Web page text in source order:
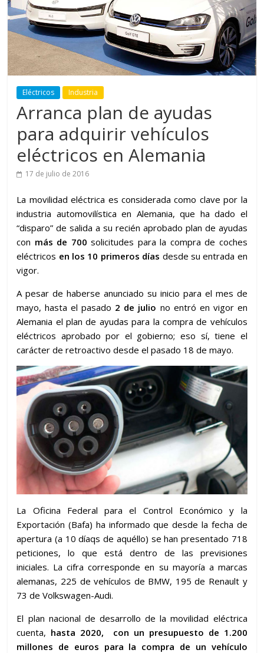
Eléctricos Industria
Arranca plan de ayudas
para adquirir vehículos
eléctricos en Alemania
17 de julio de 2016
La movilidad eléctrica es considerada como clave por la
industria automovilística en Alemania, que ha dado el
“disparo” de salida a su recién aprobado plan de ayudas
con más de 700 solicitudes para la compra de coches
eléctricos en los 10 primeros días desde su entrada en
vigor.
A pesar de haberse anunciado su inicio para el mes de
mayo, hasta el pasado 2 de julio no entró en vigor en
Alemania el plan de ayudas para la compra de vehículos
eléctricos aprobado por el gobierno; eso sí, tiene el
carácter de retroactivo desde el pasado 18 de mayo.
La Oficina Federal para el Control Económico y la
Exportación (Bafa) ha informado que desde la fecha de
apertura (a 10 díaqs de aquéllo) se han presentado 718
peticiones, lo que está dentro de las previsiones
iniciales. La cifra corresponde en su mayoría a marcas
alemanas, 225 de vehículos de BMW, 195 de Renault y
73 de Volkswagen-Audi.
El plan nacional de desarrollo de la movilidad eléctrica
cuenta, hasta 2020, con un presupuesto de 1.200
millones de euros para la compra de un vehículo